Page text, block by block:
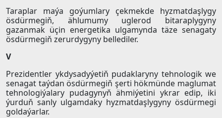
Taraplar maýa goýumlary çekmekde hyzmatdaşlygy
ösdürmegiň, ählumumy uglerod bitaraplygyny
gazanmak üçin energetika ulgamynda täze senagaty
ösdürmegiň zerurdygyny bellediler.
V
Prezidentler ykdysadyýetiň pudaklaryny tehnologik we
senagat taýdan ösdürmegiň şerti hökmünde maglumat
tehnologiýalary pudagynyň ähmiýetini ykrar edip, iki
ýurduň sanly ulgamdaky hyzmatdaşlygyny ösdürmegi
goldaýarlar.